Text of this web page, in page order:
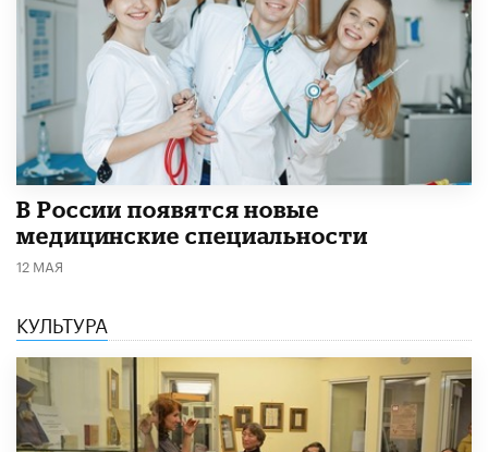
В России появятся новые
медицинские специальности
12 МАЯ
КУЛЬТУРА